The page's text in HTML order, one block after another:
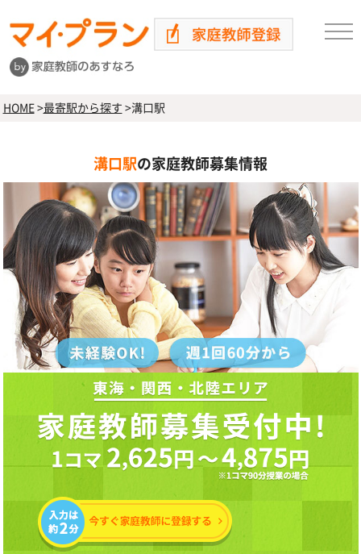
HOME>最寄駅から探す >溝口駅
溝口駅の家庭教師募集情報